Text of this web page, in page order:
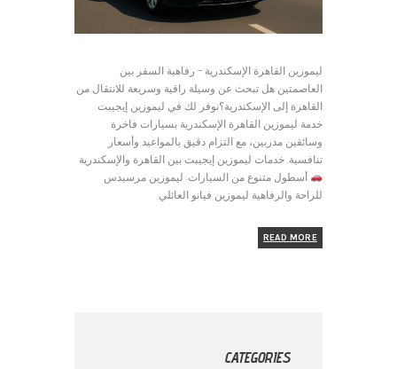
ليموزين القاهرة الإسكندرية – رفاهية السفر بين
العاصمتين هل تبحث عن وسيلة راقية وسريعة للانتقال من
القاهرة إلى الإسكندرية؟نوفر لك في ليموزين إيجيبت
خدمة ليموزين القاهرة الإسكندرية بسيارات فاخرة
وسائقين مدربين، مع التزام دقيق بالمواعيد وأسعار
تنافسية. خدمات ليموزين إيجيبت بين القاهرة والإسكندرية
أسطول متنوع من السيارات: ليموزين مرسيدس
للراحة والرفاهية ليموزين فيانو العائلي
READ MORE
CATEGORIES